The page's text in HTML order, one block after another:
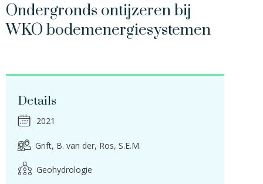
Ondergronds ontijzeren bij
WKO bodemenergiesystemen
Details
2021
Grift, B. van der Ros, S.E.M.
Geohydrologie